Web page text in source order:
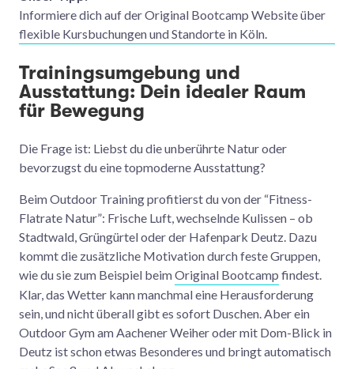
Informiere dich auf der Original Bootcamp Website über
flexible Kursbuchungen und Standorte in Köln.
Trainingsumgebung und
Ausstattung: Dein idealer Raum
für Bewegung
Die Frage ist: Liebst du die unberührte Natur oder
bevorzugst du eine topmoderne Ausstattung?
Beim Outdoor Training profitierst du von der “Fitness-
Flatrate Natur”: Frische Luft, wechselnde Kulissen – ob
Stadtwald, Grüngürtel oder der Hafenpark Deutz. Dazu
kommt die zusätzliche Motivation durch feste Gruppen,
wie du sie zum Beispiel beimOriginal Bootcamp findest.
Klar, das Wetter kann manchmal eine Herausforderung
sein, und nicht überall gibt es sofort Duschen. Aber ein
Outdoor Gym am Aachener Weiher oder mit Dom-Blick in
Deutz ist schon etwas Besonderes und bringt automatisch